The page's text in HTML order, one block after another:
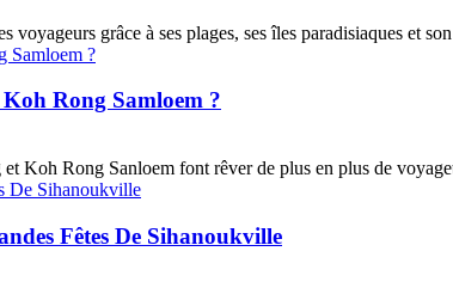
grâce à ses plages, ses îles paradisiaques et
Rong Samloem ?
Koh Rong Sanloem font rêver de plus en plus de
Fêtes De Sihanoukville